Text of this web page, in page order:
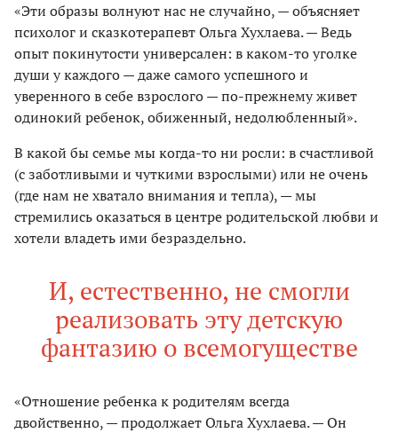
«Эти образы волнуют нас не случайно, — объясняет
психолог и сказкотерапевт Ольга Хухлаева. — Ведь
опыт покинутости универсален: в каком-то уголке
души у каждого — даже самого успешного и
уверенного в себе взрослого — по-прежнему живет
одинокий ребенок, обиженный, недолюбленный».
В какой бы семье мы когда-то ни росли: в счастливой
(с заботливыми и чуткими взрослыми) или не очень
(где нам не хватало внимания и тепла), — мы
стремились оказаться в центре родительской любви и
хотели владеть ими безраздельно.
И, естественно, не смогли
реализовать эту детскую
фантазию о всемогуществе
«Отношение ребенка к родителям всегда
двойственно, — продолжает Ольга Хухлаева. — Он